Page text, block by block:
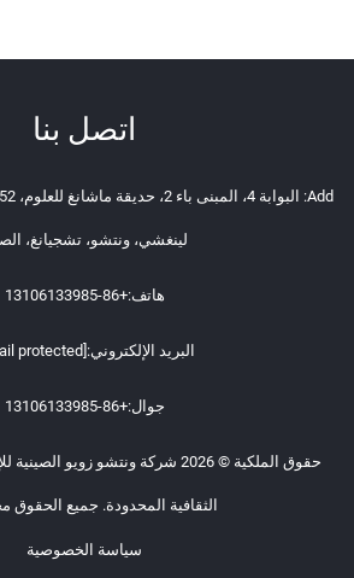
اتصل بنا
لينغشي، ونتشو، تشجيانغ،
هاتف:+86-13106133985
البريد الإلكتروني:
جوال:+86-13106133985
حقوق الملكية © 2026 شركة ونتشو زويو
الثقافية المحدودة. جميع الحقوق
سياسة الخصوصية